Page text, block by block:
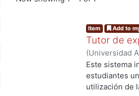
Item Add to
Tutor de
(Universidad
de Servicios
Este sistema
estudiantes
utilización de